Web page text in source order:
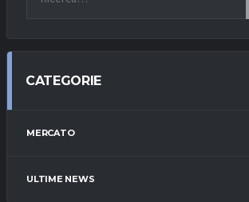
CATEGORIE
MERCATO
ULTIME NEWS